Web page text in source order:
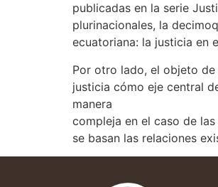
publicadas en la serie
plurinacionales, la
ecuatoriana: la justicia en
Por otro lado, el objeto
justicia cómo eje central
manera
compleja en el caso de
se basan las relaciones